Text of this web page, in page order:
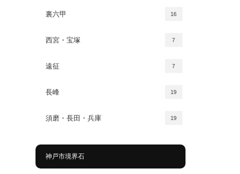
裏六甲 16
西宮・宝塚 7
遠征 7
長峰 19
須磨・長田・兵庫 19
神戸市境界石